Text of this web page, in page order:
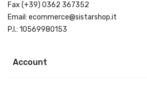
Fax (+39) 0362 367352
Email: ecommerce@sistarshop.it
P.I.: 10569980153
Account